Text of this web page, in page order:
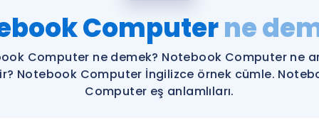
YDS ve YÖKDİL
YDS ve YÖKDİL'e
ÖSYM Sınav
Computerne
Computer ne demek? Notebook Computer ne
Notebook Computer İngilizce örnek cümle.
Computer eş anlamlıları.